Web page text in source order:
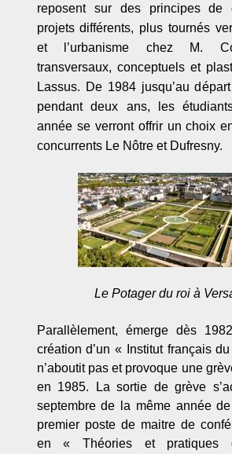
reposent sur des principes de
projets différents, plus tournés
et l ’urbanisme chez M.
transversaux, conceptuels et
Lassus. De 1984 jusqu’au d
pendant deux ans, les
année se verront offrir un choix
concurrents Le Nôtre et Dufresny.
Le Potager du roi à
Parallèlement, émerge dès
création d’un « Institut français
n’aboutit pas et provoque une
en 1985. La sortie de grève
septembre de la même année
premier poste de maitre de
en « Théories et pratiques